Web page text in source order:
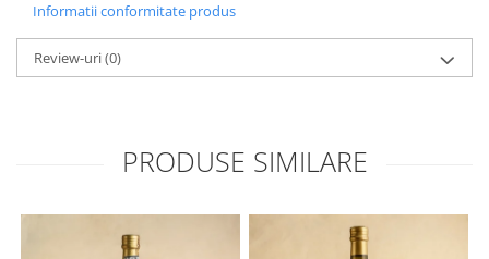
Informatii conformitate produs
Review-uri(0)
PRODUSE SIMILARE